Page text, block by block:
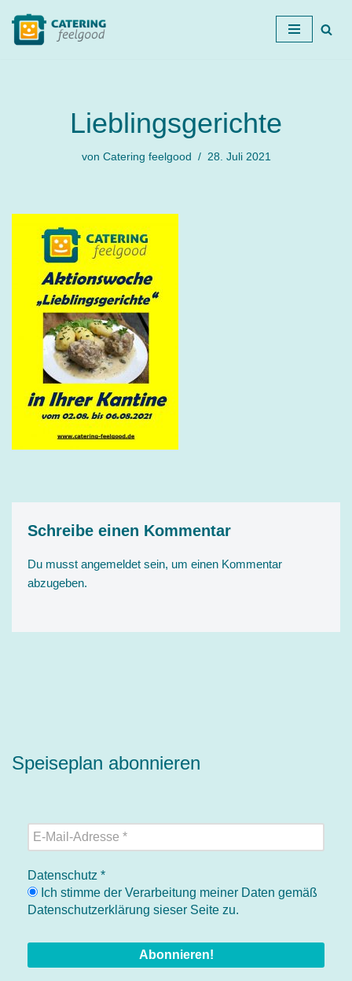
Zum
Lieblingsgerichte
von Catering feelgood 28. Juli 2021
Schreibe einen Kommentar
Du musst angemeldet sein, um einen Kommentar
abzugeben.
Speiseplan abonnieren
Datenschutz *
Ich stimme der Verarbeitung meiner Daten gemäß
Datenschutzerklärung sieser Seite zu.